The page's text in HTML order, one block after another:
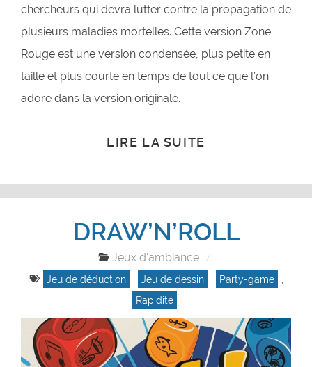
chercheurs qui devra lutter contre la propagation de
plusieurs maladies mortelles. Cette version Zone
Rouge est une version condensée, plus petite en
taille et plus courte en temps de tout ce que l’on
adore dans la version originale.
LIRE LA SUITE
DRAW’N’ROLL
Jeux d'ambiance
Jeu de déduction Jeu de dessin Party-game
Rapidité